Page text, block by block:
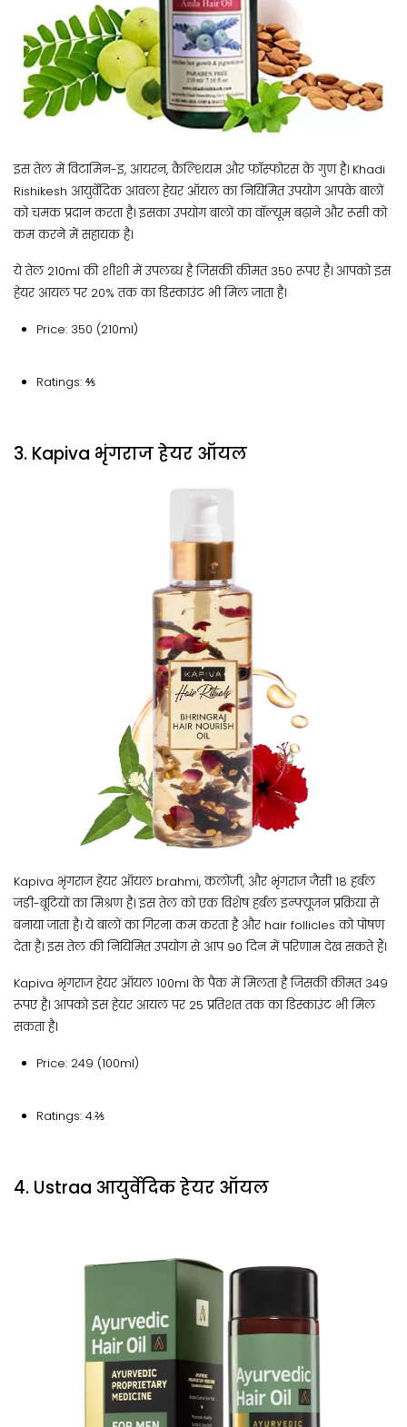
इस तेल में विटामिन-इ, आयरन, कैल्शियम और फॉस्फोरस के गुण है। Khadi
Rishikesh आयुर्वेदिक आंवला हेयर ऑयल का नियिमित उपयोग आपके बालों
को चमक प्रदान करता है। इसका उपयोग बालों का वॉल्यूम बढ़ाने और रूसी को
कम करने में सहायक है।
ये तेल 210ml की शीशी में उपलब्ध है जिसकी कीमत 350 रूपए है। आपको इस
हेयर आयल पर 20% तक का डिस्काउंट भी मिल जाता है।
Price: 350 (210ml)
Ratings: ⅘
3. Kapiva भृंगराज हेयर ऑयल
Kapiva भृंगराज हेयर ऑयल brahmi, कलोंजी, और भृंगराज जैसी 18 हर्बल
जड़ी-बूटियों का मिश्रण है। इस तेल को एक विशेष हर्बल इन्फ्यूजन प्रक्रिया से
बनाया जाता है। ये बालों का गिरना कम करता है और hair follicles को पोषण
देता है। इस तेल की नियिमित उपयोग से आप 90 दिन में परिणाम देख सकते हैं।
Kapiva भृंगराज हेयर ऑयल 100ml के पैक में मिलता है जिसकी कीमत 349
रूपए है। आपको इस हेयर आयल पर 25 प्रतिशत तक का डिस्काउंट भी मिल
सकता है।
Price: 249 (100ml)
Ratings: 4.⅖
4. Ustraa आयुर्वेदिक हेयर ऑयल